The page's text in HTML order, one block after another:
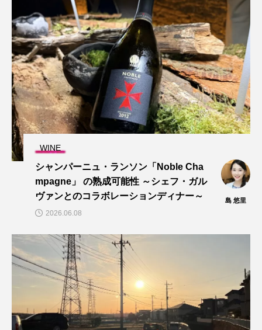
WINE
シャンパーニュ・ランソン「Noble Cha
mpagne」 の熟成可能性 ～シェフ・ガル
ヴァンとのコラボレーションディナー～
島 悠里
2026.06.08